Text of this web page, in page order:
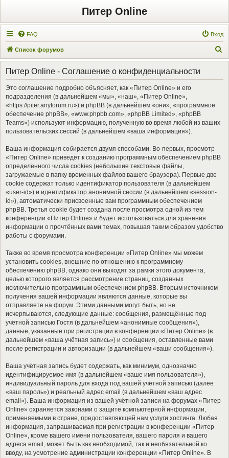
Питер Online
FAQ Вход
Список форумов
о
Питер Online - Соглашение о конфиденциальности
Это соглашение подробно объясняет, как «Питер Online» и его
подразделения (в дальнейшем «мы», «наш», «Питер Online»,
«https://piter.anyforum.ru») и phpBB (в дальнейшем «они», «программное
обеспечение phpBB», «www.phpbb.com», «phpBB Limited», «phpBB
Teams») используют информацию, полученную во время любой из ваших
пользовательских сессий (в дальнейшем «ваша информация»).
Ваша информация собирается двумя способами. Во-первых, просмотр
«Питер Online» приведёт к созданию программным обеспечением phpBB
определённого числа cookies (небольшие текстовые файлы,
загружаемые в папку временных файлов вашего браузера). Первые две
cookie содержат только идентификатор пользователя (в дальнейшем
«user-id») и идентификатор анонимной сессии (в дальнейшем «session-
id»), автоматически присвоенные вам программным обеспечением
phpBB. Третья cookie будет создана после просмотра одной из тем
конференции «Питер Online» и будет использоваться для хранения
информации о прочтённых вами темах, повышая таким образом удобство
работы с форумами.
Также во время просмотра конференции «Питер Online» мы можем
установить cookies, внешние по отношению к программному
обеспечению phpBB, однако они выходят за рамки этого документа,
целью которого является рассмотрение страниц, созданных
исключительно программным обеспечением phpBB. Вторым источником
получения вашей информации являются данные, которые вы
отправляете на форум. Этими данными могут быть, но не
исчерпываются, следующие данные: сообщения, размещённые под
учётной записью Гостя (в дальнейшем «анонимные сообщения»),
данные, указанные при регистрации в конференции «Питер Online» (в
дальнейшем «ваша учётная запись») и сообщения, оставленные вами
после регистрации и авторизации (в дальнейшем «ваши сообщения»).
Ваша учётная запись будет содержать, как минимум, однозначно
идентифицируемое имя (в дальнейшем «ваше имя пользователя»),
индивидуальный пароль для входа под вашей учётной записью (далее
«ваш пароль») и реальный адрес email (в дальнейшем «ваш адрес
email»). Ваша информация из вашей учётной записи на форумах «Питер
Online» охраняется законами о защите компьютерной информации,
применяемыми в стране, предоставляющей нам услуги хостинга. Любая
информация, запрашиваемая при регистрации в конференции «Питер
Online», кроме вашего имени пользователя, вашего пароля и вашего
адреса email, может быть как необходимой, так и необязательной ко
вводу, на усмотрение администрации конференции «Питер Online». В